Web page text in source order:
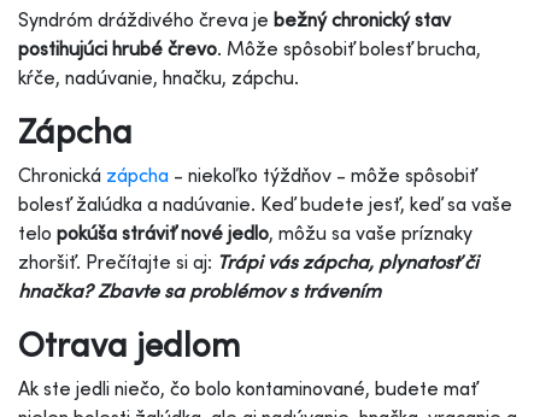
Syndróm dráždivého čreva je bežný chronický stav
postihujúci hrubé črevo. Môže spôsobiť bolesť brucha,
kŕče, nadúvanie, hnačku, zápchu.
Zápcha
Chronická zápcha - niekoľko týždňov - môže spôsobiť
bolesť žalúdka a nadúvanie. Keď budete jesť, keď sa vaše
telo pokúša stráviť nové jedlo, môžu sa vaše príznaky
zhoršiť. Prečítajte si aj: Trápi vás zápcha, plynatosť či
hnačka? Zbavte sa problémov s trávením
Otrava jedlom
Ak ste jedli niečo, čo bolo kontaminované, budete mať